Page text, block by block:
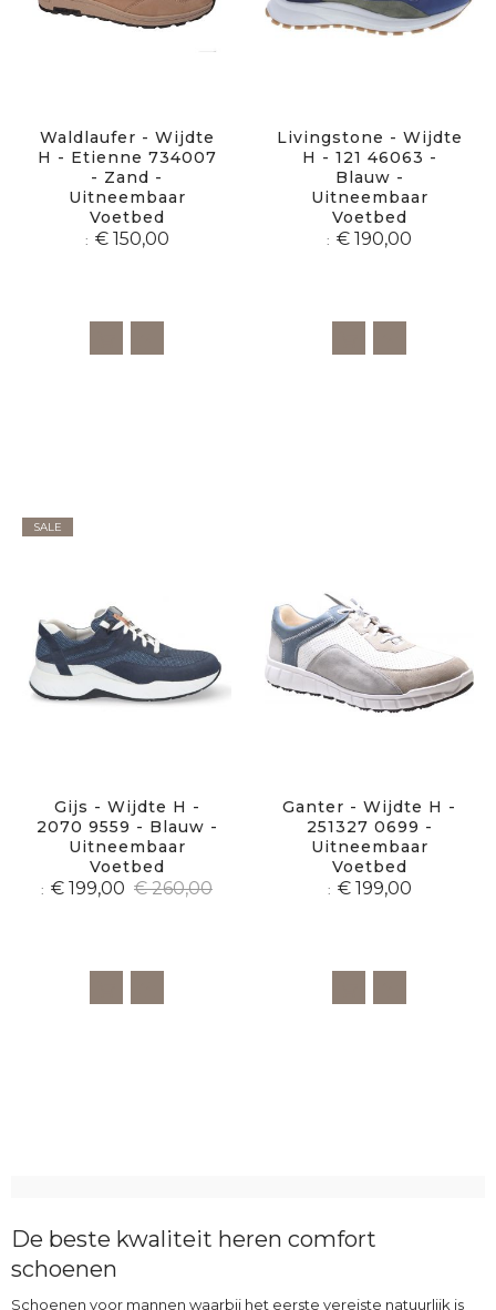
Waldlaufer - Wijdte
H - Etienne 734007
- Zand -
Uitneembaar
Voetbed
€ 150,00
Livingstone - Wijdte
H - 121 46063 -
Blauw -
Uitneembaar
Voetbed
€ 190,00
SALE
Gijs - Wijdte H -
2070 9559 - Blauw -
Uitneembaar
Voetbed
€ 199,00 € 260,00
Ganter - Wijdte H -
251327 0699 -
Uitneembaar
Voetbed
€ 199,00
De beste kwaliteit heren comfort
schoenen
Schoenen voor mannen waarbij het eerste vereiste natuurlijk is